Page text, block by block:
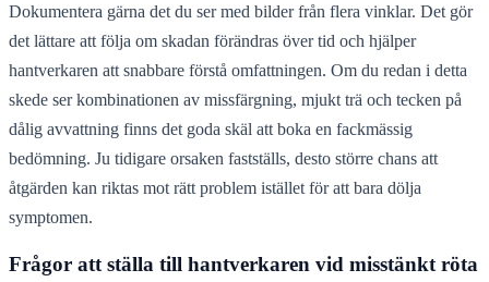
Dokumentera gärna det du ser med bilder från flera vinklar. Det gör
det lättare att följa om skadan förändras över tid och hjälper
hantverkaren att snabbare förstå omfattningen. Om du redan i detta
skede ser kombinationen av missfärgning, mjukt trä och tecken på
dålig avvattning finns det goda skäl att boka en fackmässig
bedömning. Ju tidigare orsaken fastställs, desto större chans att
åtgärden kan riktas mot rätt problem istället för att bara dölja
symptomen.
Frågor att ställa till hantverkaren vid misstänkt röta